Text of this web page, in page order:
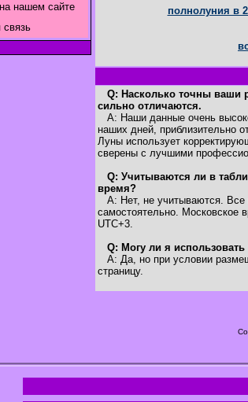
нашем сайте
связь
полнолуния в
Q: Насколько точны ваши
сильно отличаются.
A: Наши данные очень
наших дней, приблизительно
Луны использует
сверены с лучшими
Q: Учитываются ли в
время?
A: Нет, не учитываются. Все
самостоятельно. Московское
UTC+3.
Q: Могу ли я
A: Да, но при условии
страницу.